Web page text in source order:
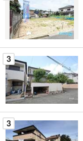
を
マ
イ
ペ
ー
ジ
に
保
存
る
3
3